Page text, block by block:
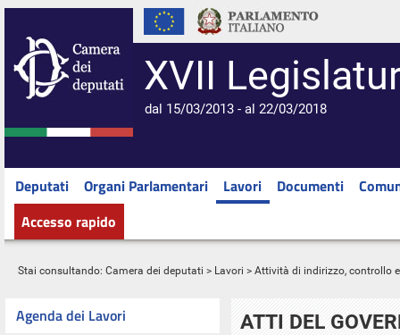
XVII
dal 15/03/2013 - al 22/03/2018
Deputati Organi Parlamentari Lavori Documenti
Accesso rapido
Stai consultando: Camera dei deputati > Lavori > Attività di indirizzo, controllo
Agenda dei Lavori
ATTI DEL